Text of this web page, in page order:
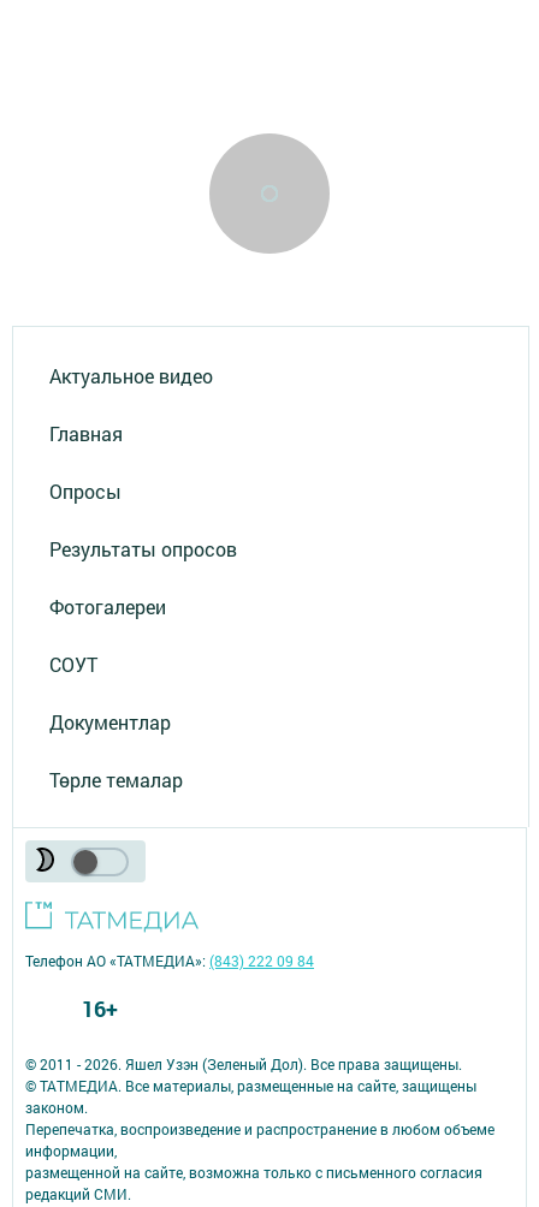
Актуальное видео
Главная
Опросы
Результаты опросов
Фотогалереи
СОУТ
Документлар
Төрле темалар
© 2011 - 2026. Яшел Узэн (Зеленый Дол). Все права защищены.
© ТАТМЕДИА. Все материалы, размещенные на сайте, защищены
законом.
Перепечатка, воспроизведение и распространение в любом объеме
информации,
размещенной на сайте, возможна только с письменного согласия
редакций СМИ.
Телефон АО «ТАТМЕДИА»:(843) 222 09 84
16+